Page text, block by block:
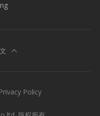
Privacy Policy